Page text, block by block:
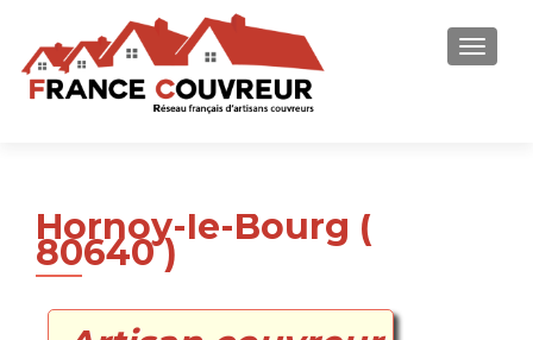
Hornoy-le-Bourg (
80640 )